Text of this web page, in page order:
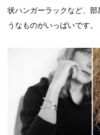
状ハンガーラックなど、
うなものがいっぱいです。